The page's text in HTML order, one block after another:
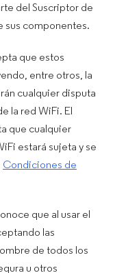
del Suscriptor de
sus componentes.
que estos
entre otros, la
cualquier disputa
la red WiFi. El
que cualquier
estará sujeta y se
Condiciones de
que al usar el
las
de todos los
u otros